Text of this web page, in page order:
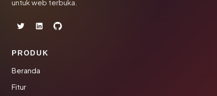
untuk web terbuka.
PRODUK
Beranda
Fitur